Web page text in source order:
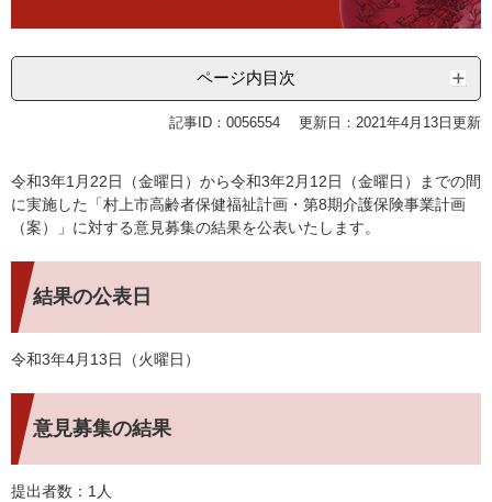
ページ内目次
記事ID：0056554 更新日：2021年4月13日更新
令和3年1月22日（金曜日）から令和3年2月12日（金曜日）までの間
に実施した「村上市高齢者保健福祉計画・第8期介護保険事業計画
（案）」に対する意見募集の結果を公表いたします。
結果の公表日
令和3年4月13日（火曜日）
意見募集の結果
提出者数：1人